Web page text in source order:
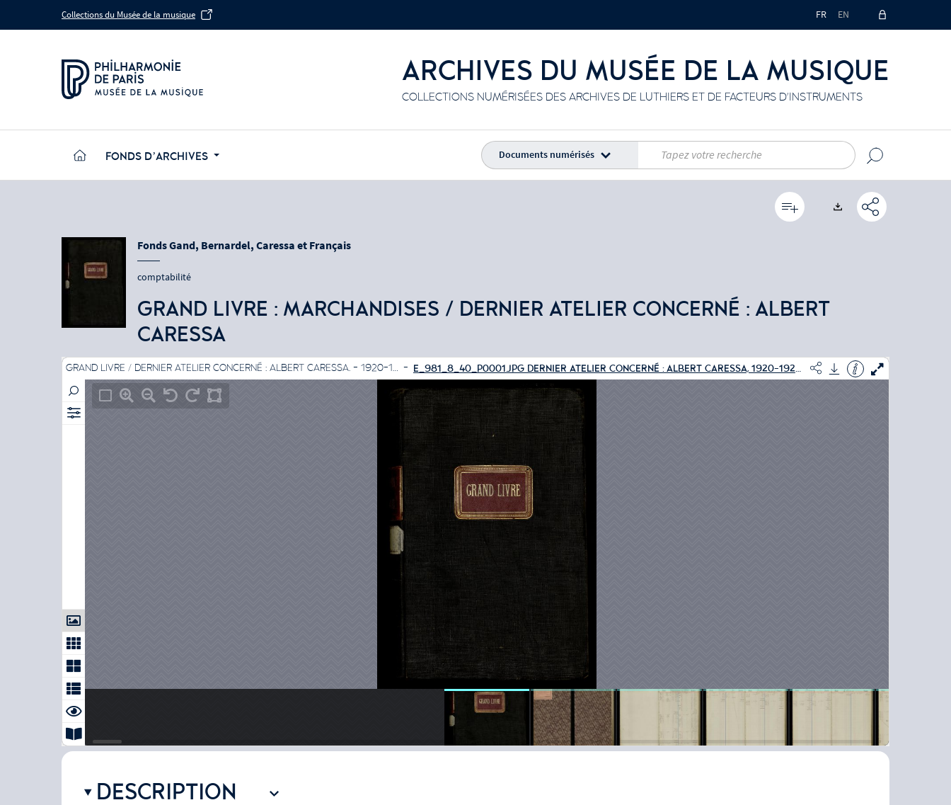
Collections du Musée de la musique FR EN
ARCHIVES DU MUSÉE DE LA MUSIQUE
COLLECTIONS NUMÉRISÉES DES ARCHIVES DE LUTHIERS ET DE FACTEURS D'INSTRUMENTS
FONDS D’ARCHIVES Documents numérisés
GRAND LIVRE : MARCHANDISES / DERNIER ATELIER CONCERNÉ : ALBERT
CARESSA
Fonds Gand, Bernardel, Caressa et Français
comptabilité
DESCRIPTION
Exports